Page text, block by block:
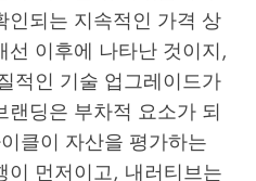
인되는 지속적인 가격 상
이후에 나타난 것이지,
적인 기술 업그레이드가
딩은 부차적 요소가 되
클이 자산을 평가하는
이 먼저이고, 내러티브는